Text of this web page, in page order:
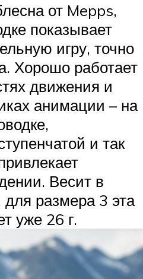
от Mepps,
показывает
игру, точно
Хорошо работает
движения и
анимации – на
и так
Весит в
для размера 3 эта
уже 26 г.